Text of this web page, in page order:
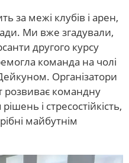
за межі клубів і арен,
Ми вже згадували,
другого курсу
команда на чолі
Організатори
розвиває командну
і стресостійкість,
майбутнім